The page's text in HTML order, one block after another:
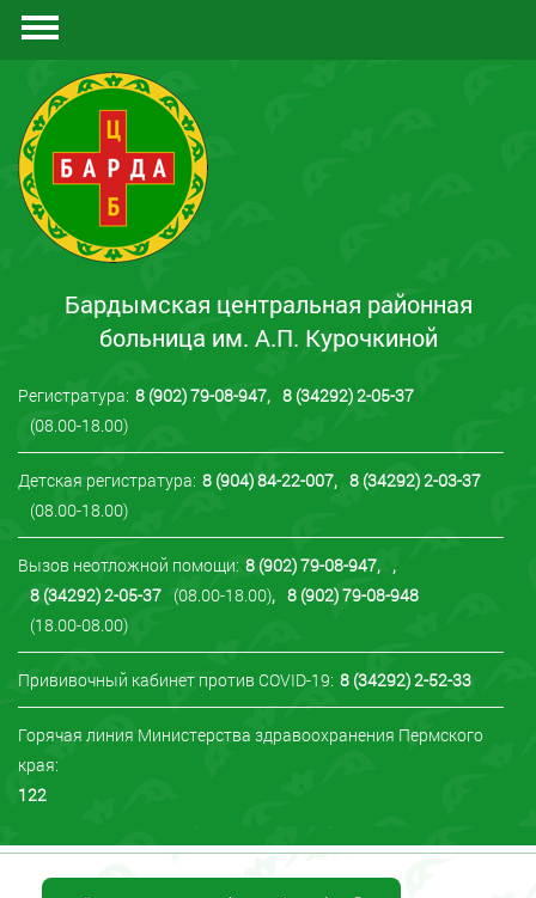
Контакты
Бардымская центральная районная
больница им. А.П. Курочкиной
Регистратура: 8 (902) 79-08-947, 8 (34292) 2-05-37
(08.00-18.00)
Детская регистратура: 8 (904) 84-22-007, 8 (34292) 2-03-37
(08.00-18.00)
Вызов неотложной помощи: 8 (902) 79-08-947, ,
8 (34292) 2-05-37 (08.00-18.00), 8 (902) 79-08-948
(18.00-08.00)
Прививочный кабинет против COVID-19: 8 (34292) 2-52-33
Горячая линия Министерства здравоохранения Пермского
края:
122